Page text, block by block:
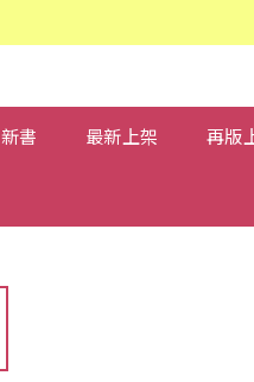
書 最新上架 再版